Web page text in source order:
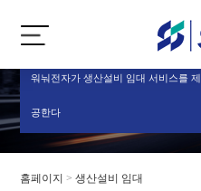
워눠전자가 생산설비 임대 서비스를 제
공한다
홈페이지 >생산설비 임대